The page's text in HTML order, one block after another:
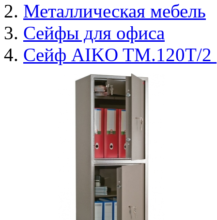
Металлическая мебель
Сейфы для офиса
Сейф AIKO TM.120T/